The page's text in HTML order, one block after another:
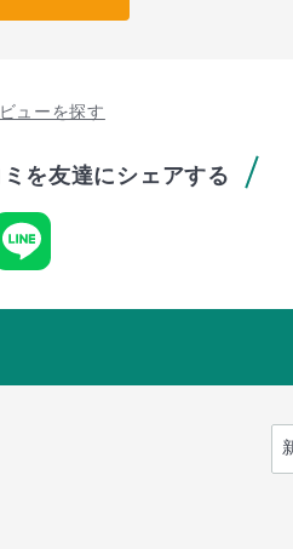
ューを探す
を友達にシェアする